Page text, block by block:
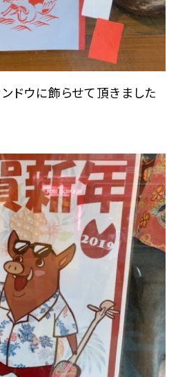
ドウに飾らせて頂きました